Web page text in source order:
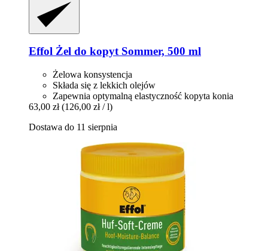
Effol Żel do kopyt Sommer, 500 ml
Żelowa konsystencja
Składa się z lekkich olejów
Zapewnia optymalną elastyczność kopyta konia
63,00 zł (126,00 zł / l)
Dostawa do 11 sierpnia